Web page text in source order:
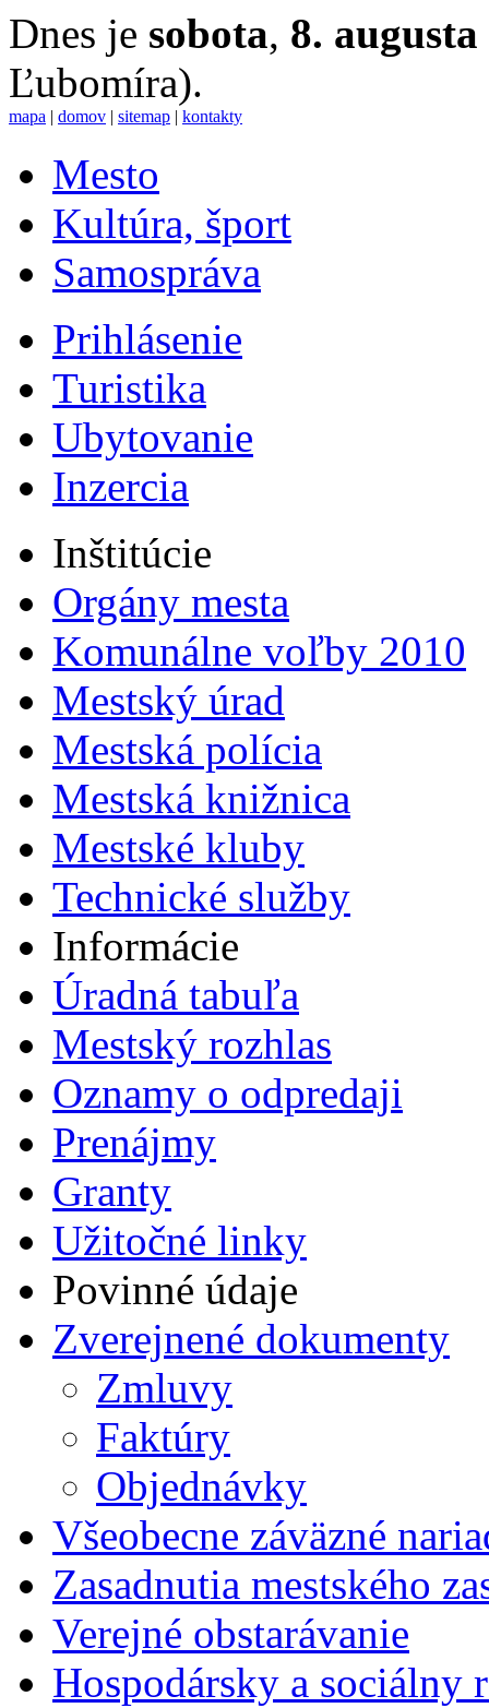
Dnes je sobota, 8. augusta
Ľubomíra).
mapa | domov | sitemap | kontakty
Mesto
Kultúra, šport
Samospráva
Prihlásenie
Turistika
Ubytovanie
Inzercia
Inštitúcie
Orgány mesta
Komunálne voľby 2010
Mestský úrad
Mestská polícia
Mestská knižnica
Mestské kluby
Technické služby
Informácie
Úradná tabuľa
Mestský rozhlas
Oznamy o odpredaji
Prenájmy
Granty
Užitočné linky
Povinné údaje
Zverejnené dokumenty
Zmluvy
Faktúry
Objednávky
Všeobecne záväzné
Zasadnutia mestského
Verejné obstarávanie
Hospodársky a sociálny